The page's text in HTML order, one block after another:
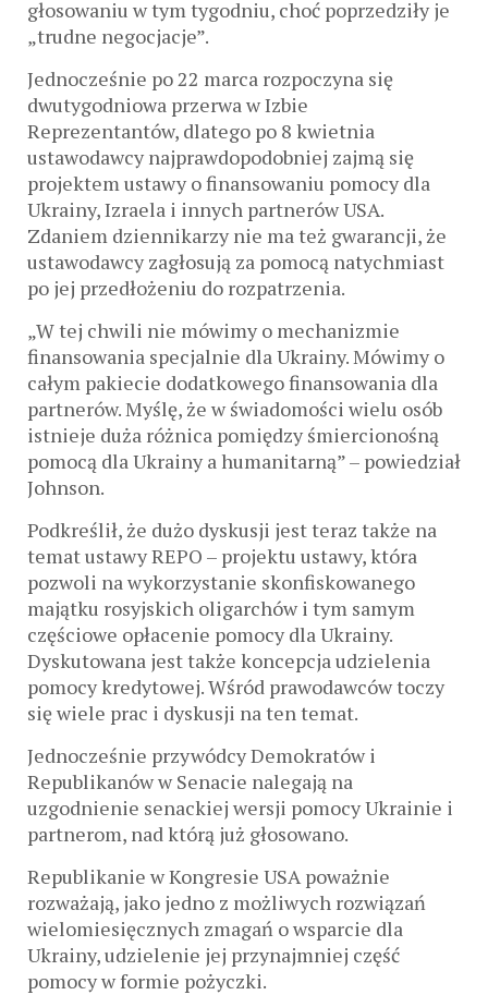
głosowaniu w tym tygodniu, choć poprzedziły je
„trudne negocjacje”.
Jednocześnie po 22 marca rozpoczyna się
dwutygodniowa przerwa w Izbie
Reprezentantów, dlatego po 8 kwietnia
ustawodawcy najprawdopodobniej zajmą się
projektem ustawy o finansowaniu pomocy dla
Ukrainy, Izraela i innych partnerów USA.
Zdaniem dziennikarzy nie ma też gwarancji, że
ustawodawcy zagłosują za pomocą natychmiast
po jej przedłożeniu do rozpatrzenia.
„W tej chwili nie mówimy o mechanizmie
finansowania specjalnie dla Ukrainy. Mówimy o
całym pakiecie dodatkowego finansowania dla
partnerów. Myślę, że w świadomości wielu osób
istnieje duża różnica pomiędzy śmiercionośną
pomocą dla Ukrainy a humanitarną” – powiedział
Johnson.
Podkreślił, że dużo dyskusji jest teraz także na
temat ustawy REPO – projektu ustawy, która
pozwoli na wykorzystanie skonfiskowanego
majątku rosyjskich oligarchów i tym samym
częściowe opłacenie pomocy dla Ukrainy.
Dyskutowana jest także koncepcja udzielenia
pomocy kredytowej. Wśród prawodawców toczy
się wiele prac i dyskusji na ten temat.
Jednocześnie przywódcy Demokratów i
Republikanów w Senacie nalegają na
uzgodnienie senackiej wersji pomocy Ukrainie i
partnerom, nad którą już głosowano.
Republikanie w Kongresie USA poważnie
rozważają, jako jedno z możliwych rozwiązań
wielomiesięcznych zmagań o wsparcie dla
Ukrainy, udzielenie jej przynajmniej część
pomocy w formie pożyczki.